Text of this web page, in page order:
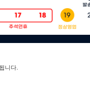
니다.